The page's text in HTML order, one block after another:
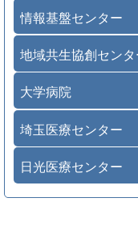
情報基盤センター
地域共生協創セン
大学病院
埼玉医療センター
日光医療センター